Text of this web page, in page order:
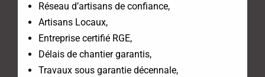
Réseau d’artisans de confiance,
Artisans Locaux,
Entreprise certifié RGE,
Délais de chantier garantis,
Travaux sous garantie décennale,